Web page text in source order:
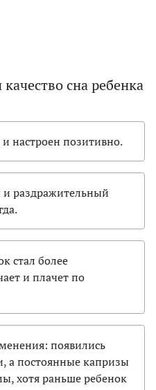
сна ребенка
и настроен позитивно.
раздражительный
стал более
и плачет по
появились
а постоянные капризы
хотя раньше ребенок